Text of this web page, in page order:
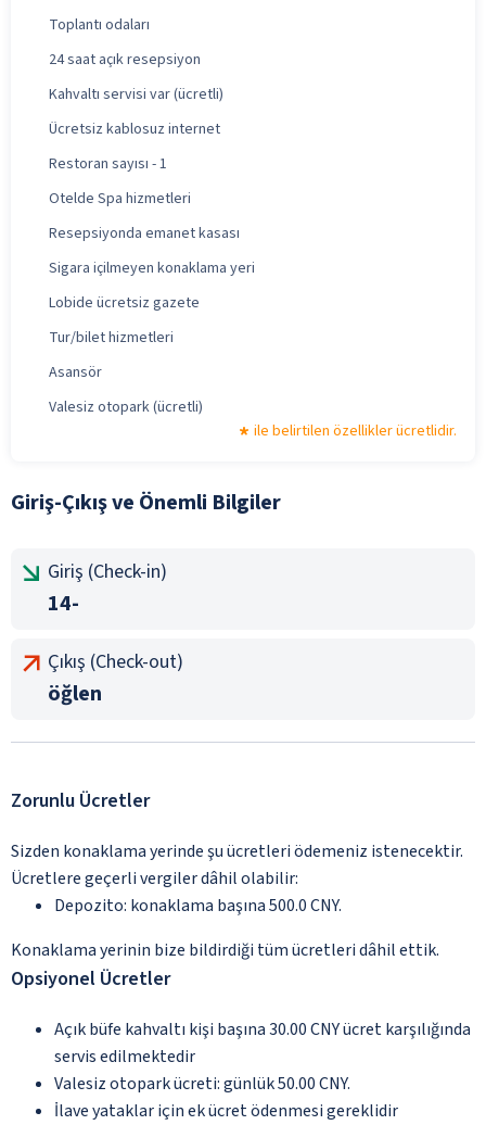
Toplantı odaları
24 saat açık resepsiyon
Kahvaltı servisi var (ücretli)
Ücretsiz kablosuz internet
Restoran sayısı - 1
Otelde Spa hizmetleri
Resepsiyonda emanet kasası
Sigara içilmeyen konaklama yeri
Lobide ücretsiz gazete
Tur/bilet hizmetleri
Asansör
Valesiz otopark (ücretli)
ile belirtilen özellikler ücretlidir.
Giriş-Çıkış ve Önemli Bilgiler
Giriş (Check-in)
14-
Çıkış (Check-out)
öğlen
Zorunlu Ücretler
Sizden konaklama yerinde şu ücretleri ödemeniz istenecektir.
Ücretlere geçerli vergiler dâhil olabilir:
Depozito: konaklama başına 500.0 CNY.
Konaklama yerinin bize bildirdiği tüm ücretleri dâhil ettik.
Opsiyonel Ücretler
Açık büfe kahvaltı kişi başına 30.00 CNY ücret karşılığında
servis edilmektedir
Valesiz otopark ücreti: günlük 50.00 CNY.
İlave yataklar için ek ücret ödenmesi gereklidir